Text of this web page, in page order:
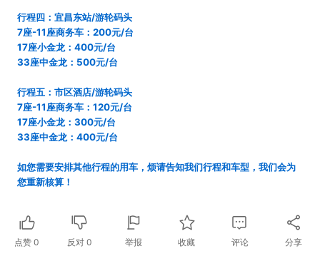
行程四：宜昌东站/游轮码头
7座-11座商务车：200元/台
17座小金龙：400元/台
33座中金龙：500元/台
行程五：市区酒店/游轮码头
7座-11座商务车：120元/台
17座小金龙：300元/台
33座中金龙：400元/台
如您需要安排其他行程的用车，烦请告知我们行程和车型，我们会为
您重新核算！
点赞 0 反对0 举报 收藏 评论 分享